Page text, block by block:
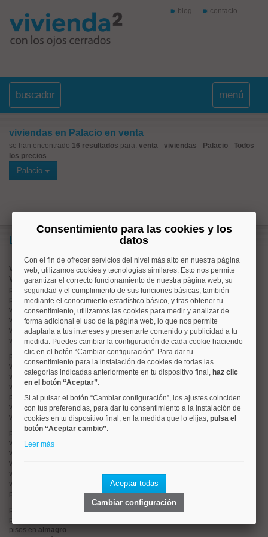
blog contacto
buscador menú
viviendas en Palacio en venta
se han encontrado 16 resultados para: venta - viviendas - Palacio - Todos
los precios
Palacio
Lo más buscado
Valorar vivienda online
Vender piso
pisos enchamberí
pisos enmoncloa
viviendas enargüelles
viviendas entetuán
viviendas encuatro caminos
viviendas en chamartín
pisos enrios rosas
viviendas enprosperidad
viviendas enhispanoamerica
viviendas enciudad lineal
pisos en salamanca
viviendas encentro
viviendas ensol
pisos enciudad jardín
viviendas enretiro
viviendas en
viviendas en
viviendas en
viviendas en
pisos en
pisos en
pisos en
pisos en almagro
Consentimiento para las cookies y los
datos
Con el fin de ofrecer servicios del nivel más alto en nuestra página
web, utilizamos cookies y tecnologías similares. Esto nos permite
garantizar el correcto funcionamiento de nuestra página web, su
seguridad y el cumplimiento de sus funciones básicas, también
mediante el conocimiento estadístico básico, y tras obtener tu
consentimiento, utilizamos las cookies para medir y analizar de
forma adicional el uso de la página web, lo que nos permite
adaptarla a tus intereses y presentarte contenido y publicidad a tu
medida. Puedes cambiar la configuración de cada cookie haciendo
clic en el botón “Cambiar configuración”. Para dar tu
consentimiento para la instalación de cookies de todas las
categorías indicadas anteriormente en tu dispositivo final, haz clic
en el botón “Aceptar”.
Si al pulsar el botón “Cambiar configuración”, los ajustes coinciden
con tus preferencias, para dar tu consentimiento a la instalación de
cookies en tu dispositivo final, en la medida que lo elijas, pulsa el
botón “Aceptar cambio”.
Leer más
Aceptar todas
Cambiar configuración